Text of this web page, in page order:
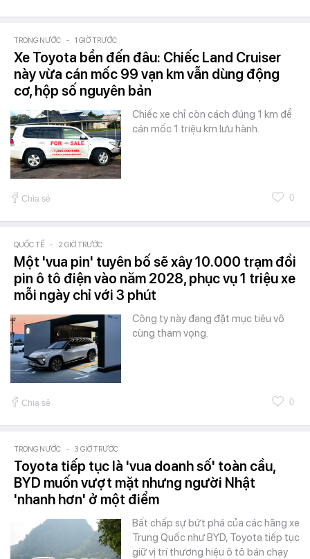
TRONG NƯỚC - 1 GIỜ TRƯỚC
Xe Toyota bền đến đâu: Chiếc Land Cruiser
này vừa cán mốc 99 vạn km vẫn dùng động
cơ, hộp số nguyên bản
Chiếc xe chỉ còn cách đúng 1 km để
cán mốc 1 triệu km lưu hành.
Chia sẻ 0
QUỐC TẾ - 2 GIỜ TRƯỚC
Một 'vua pin' tuyên bố sẽ xây 10.000 trạm đổi
pin ô tô điện vào năm 2028, phục vụ 1 triệu xe
mỗi ngày chỉ với 3 phút
Công ty này đang đặt mục tiêu vô
cùng tham vọng.
Chia sẻ 0
TRONG NƯỚC - 3 GIỜ TRƯỚC
Toyota tiếp tục là 'vua doanh số' toàn cầu,
BYD muốn vượt mặt nhưng người Nhật
'nhanh hơn' ở một điểm
Bất chấp sự bứt phá của các hãng xe
Trung Quốc như BYD, Toyota tiếp tục
giữ vị trí thương hiệu ô tô bán chạy